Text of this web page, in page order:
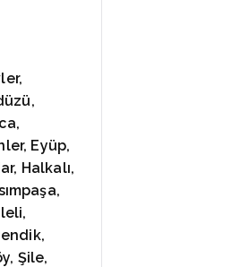
Eyüp,
Halkalı,
Şile,